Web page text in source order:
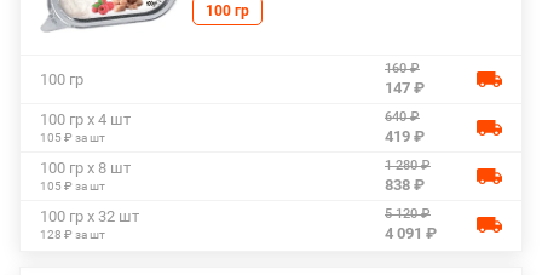
100 гр
100 гр
160 ₽
147 ₽
100 гр х 4 шт
105 ₽ за шт
640 ₽
419 ₽
100 гр х 8 шт
105 ₽ за шт
1 280 ₽
838 ₽
100 гр х 32 шт
128 ₽ за шт
5 120 ₽
4 091 ₽